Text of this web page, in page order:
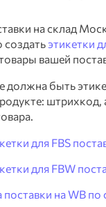
на склад
этикетки
вашей
должна быть
штрихкод,
для FBS
для FBW
на WB по